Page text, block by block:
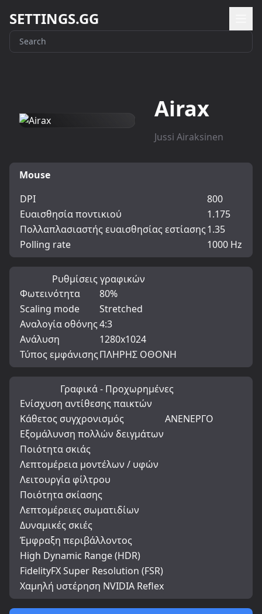
SETTINGS.GG
Airax
Jussi Airaksinen
Mouse
DPI
800
Ευαισθησία ποντικιού
1.175
Πολλαπλασιαστής ευαισθησίας εστίασης1.35
Polling rate
1000 Hz
Ρυθμίσεις γραφικών
Φωτεινότητα
80%
Scaling mode
Stretched
Αναλογία οθόνης4:3
Ανάλυση
1280x1024
Τύπος εμφάνισηςΠΛΗΡΗΣ ΟΘΟΝΗ
Γραφικά - Προχωρημένες
Ενίσχυση αντίθεσης παικτών
Κάθετος συγχρονισμός
ΑΝΕΝΕΡΓΟ
Εξομάλυνση πολλών δειγμάτων
Ποιότητα σκιάς
Λεπτομέρεια μοντέλων / υφών
Λειτουργία φίλτρου
Ποιότητα σκίασης
Λεπτομέρειες σωματιδίων
Δυναμικές σκιές
Έμφραξη περιβάλλοντος
High Dynamic Range (HDR)
FidelityFX Super Resolution (FSR)
Χαμηλή υστέρηση NVIDIA Reflex